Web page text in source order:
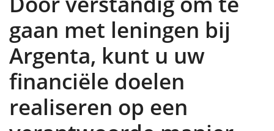
gaan met leningen bij
Argenta, kunt u uw
financiële doelen
realiseren op een